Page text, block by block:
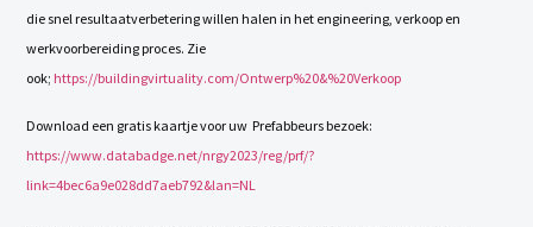
die snel resultaatverbetering willen halen in het engineering, verkoop en
werkvoorbereiding proces. Zie
ook; https://buildingvirtuality.com/Ontwerp%20&%20Verkoop
Download een gratis kaartje voor uw Prefabbeurs bezoek:
https://www.databadge.net/nrgy2023/reg/prf/?
link=4bec6a9e028dd7aeb792&lan=NL